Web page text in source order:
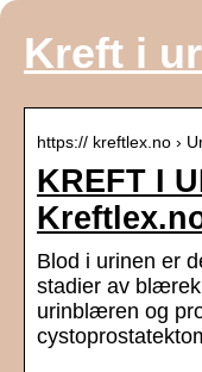
Kreft i
https:// kreftlex.no ›
KREFT I
Blod i urinen er
stadier av
urinblæren og